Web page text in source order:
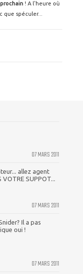
! A l'heure où
que spéculer...
07 MARS 2011
allez agent
SUPPOT...
07 MARS 2011
Il a pas
oui !
07 MARS 2011